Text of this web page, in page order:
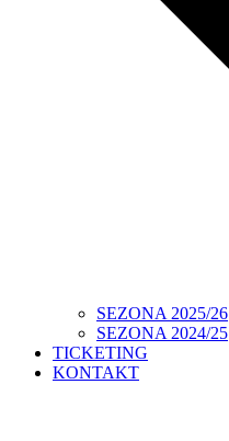
SEZONA 2025/26
SEZONA 2024/25
TICKETING
KONTAKT